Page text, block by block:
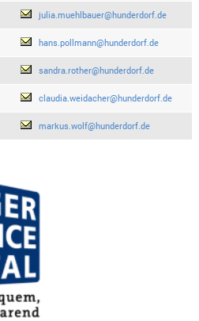
julia.muehlbauer@hunderdorf.de
hans.pollmann@hunderdorf.de
sandra.rother@hunderdorf.de
claudia.weidacher@hunderdorf.de
markus.wolf@hunderdorf.de